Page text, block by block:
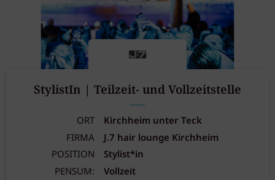
StylistIn | Teilzeit- und Vollzeitstelle
ORT
Kirchheim unter Teck
FIRMA
J.7 hair lounge Kirchheim
POSITION
Stylist*in
PENSUM:
Vollzeit